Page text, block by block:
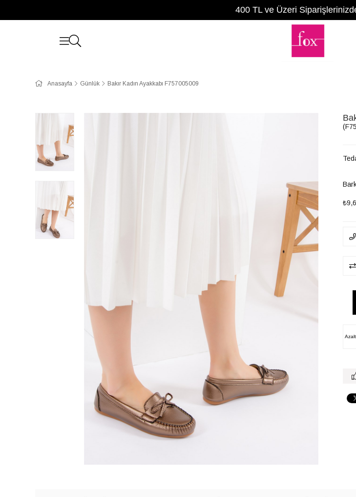
400 TL ve Üzeri
Anasayfa Günlük Bakır Kadın Ayakkabı F757005009
Azalt